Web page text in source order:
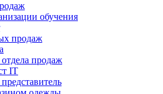
обучения
продаж
продаж
IT